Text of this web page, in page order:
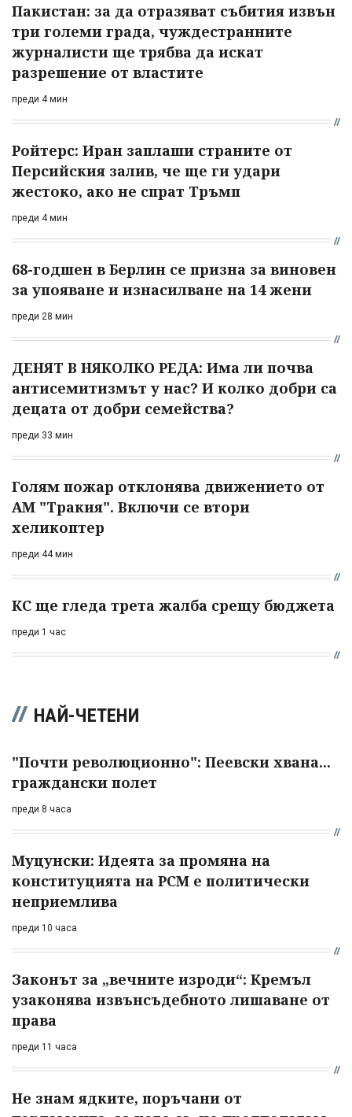
Пакистан: за да отразяват събития извън
три големи града, чуждестранните
журналисти ще трябва да искат
разрешение от властите
преди 4 мин
Ройтерс: Иран заплаши страните от
Персийския залив, че ще ги удари
жестоко, ако не спрат Тръмп
преди 4 мин
68-годшен в Берлин се призна за виновен
за упояване и изнасилване на 14 жени
преди 28 мин
ДЕНЯТ В НЯКОЛКО РЕДА: Има ли почва
антисемитизмът у нас? И колко добри са
децата от добри семейства?
преди 33 мин
Голям пожар отклонява движението от
АМ "Тракия". Включи се втори
хеликоптер
преди 44 мин
КС ще гледа трета жалба срещу бюджета
преди 1 час
НАЙ-ЧЕТЕНИ
"Почти революционно": Пеевски хвана...
граждански полет
преди 8 часа
Муцунски: Идеята за промяна на
конституцията на РСМ е политически
неприемлива
преди 10 часа
Законът за „вечните изроди“: Кремъл
узаконява извънсъдебното лишаване от
права
преди 11 часа
Не знам ядките, поръчани от